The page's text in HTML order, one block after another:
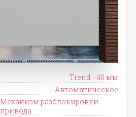
Trend - 40 мм
Автоматическое
Механизм разблокировки
привода